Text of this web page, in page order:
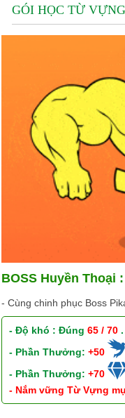
GÓI HỌC TỪ
BOSS Huyền Thoại
- Cùng chinh phục Boss
- Độ khó : Đúng65 / 70
- Phần Thưởng:+50
- Phần Thưởng:+70
- Nắm vững Từ Vựng